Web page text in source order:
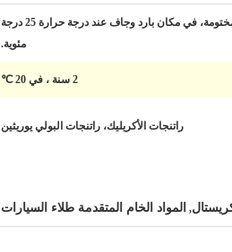
سنتين في العلبة الأصلية المختومة، في مكان بارد وجاف عند درجة حرارة 25 درجة
مئوية.
2 سنة ، في 20 ℃
راتنجات الأكريليك، راتنجات البولي يوريثين
, المواد الخام المتقدمة طلاء السيارات